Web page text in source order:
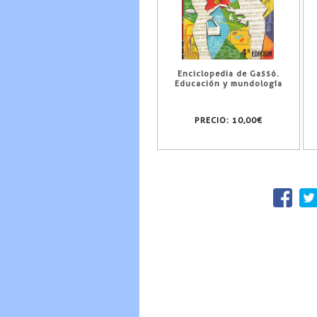
Enciclopedia de Gassó.
Educación y mundología
PRECIO: 10,00€